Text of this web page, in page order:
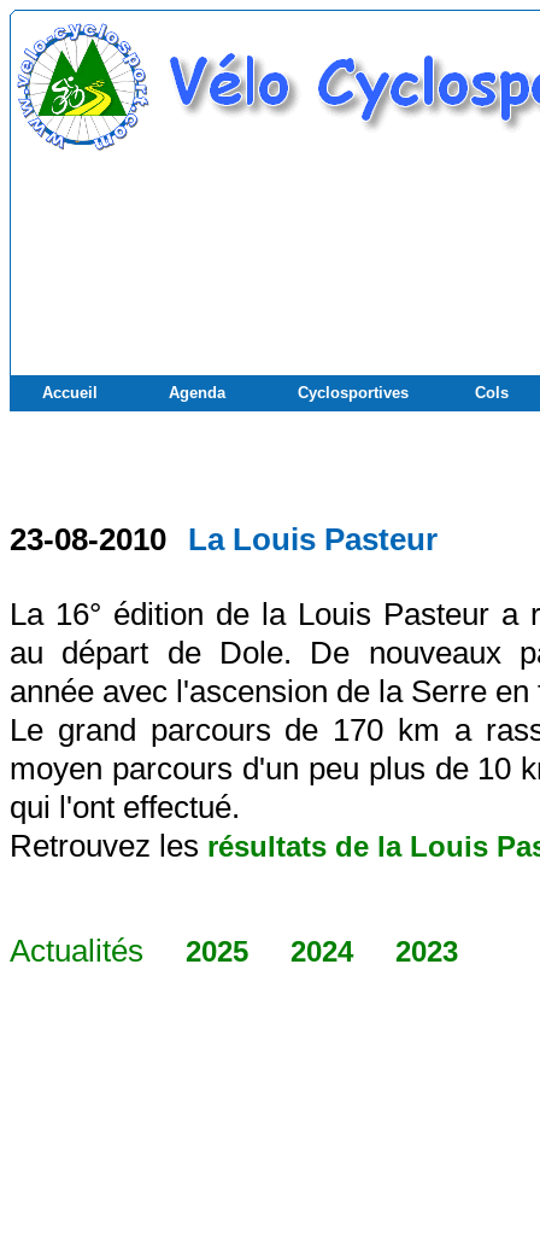
Accueil Agenda Cyclosportives Cols
23-08-2010 La Louis Pasteur
La 16° édition de la Louis Pasteur a
au départ de Dole. De nouveaux
année avec l'ascension de la Serre
Le grand parcours de 170 km a
moyen parcours d'un peu plus de 10
qui l'ont effectué.
Retrouvez les résultats de la Louis
Actualités 2025 2024 2023